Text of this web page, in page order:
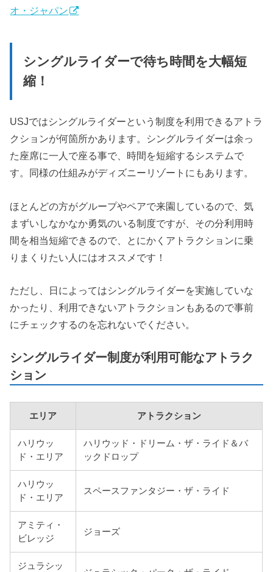
オ・ジャパン
シングルライダーで待ち時間を大幅短
縮！
USJではシングルライダーという制度を利用できるアトラ
クションが何箇所かあります。シングルライダーは余っ
た座席に一人で座る事で、時間を短縮するシステムで
す。同様の仕組みがディズニーリゾートにもあります。
ほとんどの方がグループやペアで来園しているので、気
まずいしなかなか勇気のいる制度ですが、その分利用時
間を相当短縮できるので、とにかくアトラクションに乗
りまくりたい人にはオススメです！
ただし、日によってはシングルライダーを実施していな
かったり、利用できないアトラクションもあるので事前
にチェックするのを忘れないでください。
シングルライダー制度が利用可能なアトラク
ション
エリア アトラクション
ハリウッ
ド・エリア
ハリウッド・ドリーム・ザ・ライド＆バ
ックドロップ
ハリウッ
ド・エリア
スペースファンタジー・ザ・ライド
アミティ・
ビレッジ
ジョーズ
ジュラシッ